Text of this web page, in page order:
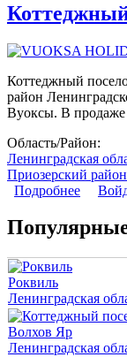
Коттеджный
район
Вуоксы. В продаже
Область/Район:
Ленинградская
Приозерский район
Подробнее о
Популярные
Роквиль
Ленинградская
Волхов Яр
Ленинградская